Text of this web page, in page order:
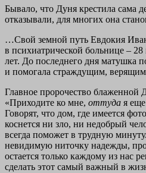
Бывало, что Дуня крестила сама
отказывали, для многих она
…Свой земной путь Евдокия
в психиатрической больнице – 28
лет. До последнего дня матушка
и помогала страждущим,
Главное пророчество блаженной
«Приходите ко мне, оттуда я
Говорят, что дом, где имеется
коснется ни зло, ни недобрый
всегда поможет в трудную
невидимую ниточку надежды,
остается только каждому из нас
сделать этот самый важный в